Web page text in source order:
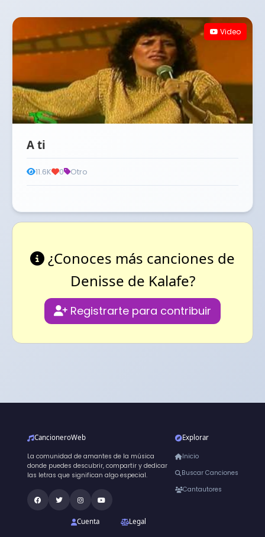
Video
A ti
11.6K 0 Otro
¿Conoces más canciones de
Denisse de Kalafe?
Registrarte para contribuir
CancioneroWeb
La comunidad de amantes de la música
donde puedes descubrir, compartir y dedicar
las letras que significan algo especial.
Explorar
Inicio
Buscar Canciones
Cantautores
Cuenta Legal